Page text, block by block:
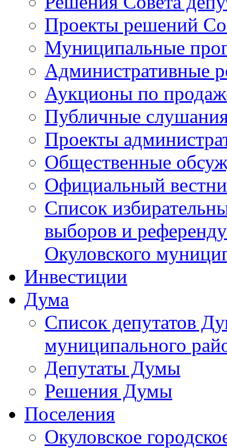
Проекты решений
Муниципальные
Административные
Аукционы по
Публичные
Проекты
Общественные
Официальный
Список
выборов и
Окуловского
Инвестиции
Дума
Список депутатов
муниципального
Депутаты Думы
Решения Думы
Поселения
Окуловское